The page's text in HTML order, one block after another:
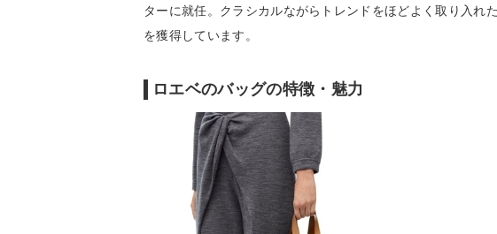
ターに就任。クラシカルながらトレンドをほどよく取り入れ
を獲得しています。
ロエベのバッグの特徴・魅力